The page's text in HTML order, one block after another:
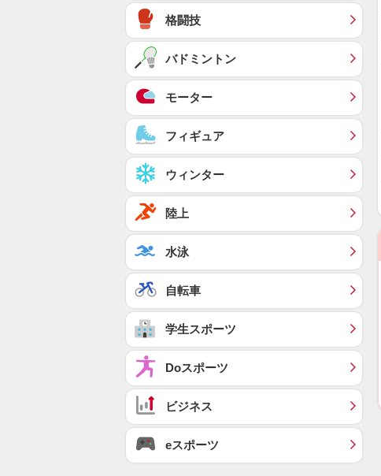
格闘技
バドミントン
モーター
フィギュア
ウィンター
陸上
水泳
自転車
学生スポーツ
Doスポーツ
ビジネス
eスポーツ